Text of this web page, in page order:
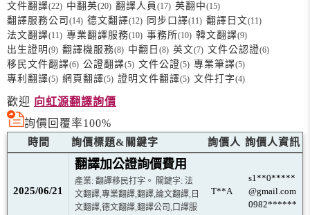
文件翻譯(22) 中翻英(20) 翻譯人員 (17) 英翻中(15)
翻譯服務公司 (14) 德文翻譯(12) 同步口譯(11) 翻譯日文(11)
法文翻譯(11) 專業翻譯服務(10) 事務所(10) 韓文翻譯(9)
出生證明 (9) 翻譯機服務(8) 中翻日 (8) 英文(7) 文件公認證(6)
移民文件翻譯(6) 公證翻譯(5) 文件公證(5) 專業筆譯(5)
專利翻譯(5) 網頁翻譯(5) 證明文件翻譯(5) 文件打字(4)
歡迎 向虹源翻譯詢價
詢價回覆率100%
時間 詢價標題&關鍵字 詢價人 詢價人資訊
2025/06/21
翻譯加公證詢價費用
產業: 翻譯移民打字。 關鍵字: 法
文翻譯,專業翻譯,翻譯,論文翻譯,日
文翻譯,德文翻譯,翻譯公司,口譯服
T**A
s1**0*****
@gmail.com
0982******